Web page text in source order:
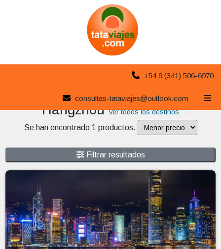
+54 9 (341) 506-6970
consultas-tataviajes@outlook.com
HangzhouVer todos los destinos
Se han encontrado 1 productos.
Filtrar resultados